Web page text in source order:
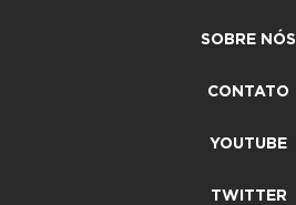
SOBRE NÓS
CONTATO
YOUTUBE
TWITTER